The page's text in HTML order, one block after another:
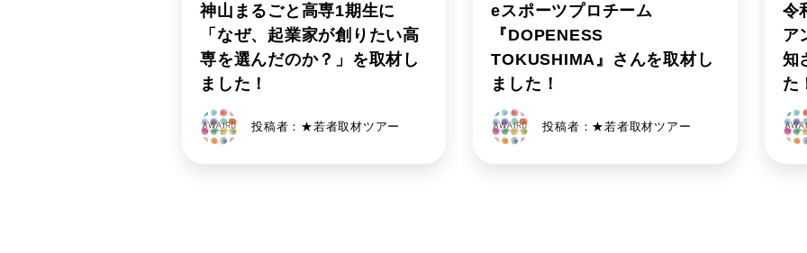
神山まるごと高専1期生に
「なぜ、起業家が創りたい高
専を選んだのか？」を取材し
ました！
投稿者：★若者取材ツアー
eスポーツプロチーム
『DOPENESS
TOKUSHIMA』さんを取材し
ました！
投稿者：★若者取材ツアー
令
ア
知
た